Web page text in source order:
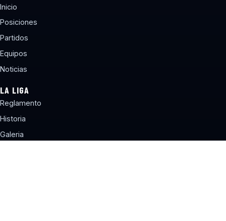
Inicio
Posiciones
Partidos
Equipos
Noticias
LA LIGA
Reglamento
Historia
Galeria